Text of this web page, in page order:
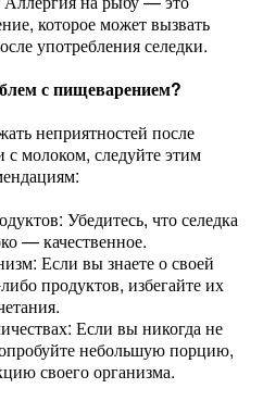
которое может вызвать
употребления селедки.
с пищеварением?
неприятностей после
с молоком, следуйте этим
Убедитесь, что селедка
— качественное.
Если вы знаете о своей
продуктов, избегайте их
Если вы никогда не
небольшую порцию,
своего организма.